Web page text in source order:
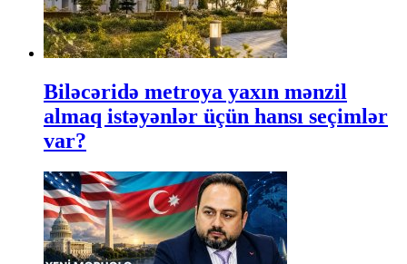
Biləcəridə metroya yaxın mənzil
almaq istəyənlər üçün hansı seçimlər
var?